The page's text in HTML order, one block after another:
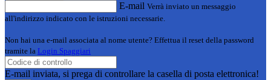
E-mail Verrà inviato un messaggio
all'indirizzo indicato con le istruzioni necessarie.
Non hai una e-mail associata al nome utente? Effettua il reset della password
tramite la Login Spaggiari
E-mail inviata, si prega di controllare la casella di posta elettronica!